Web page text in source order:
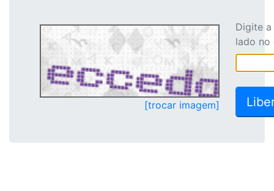
[trocar imagem]
Digite
lado no